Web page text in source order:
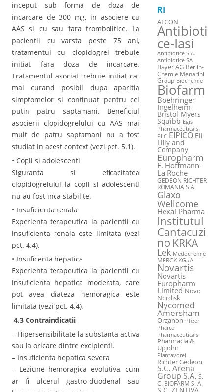
inceput sub forma de doza de
incarcare de 300 mg, in asociere cu
AAS si cu sau fara trombolitice. La
pacientii cu varsta peste 75 ani,
tratamentul cu clopidogrel trebuie
initiat fara doza de incarcare.
Tratamentul asociat trebuie initiat cat
mai curand posibil dupa aparitia
simptomelor si continuat pentru cel
putin patru saptamani. Beneficiul
asocierii clopidogrelului cu AAS mai
mult de patru saptamani nu a fost
studiat in acest context (vezi pct. 5.1).
• Copii si adolescenti
Siguranta si eficacitatea
clopidogrelului la copii si adolescenti
nu au fost inca stabilite.
• Insuficienta renala
Experienta terapeutica la pacientii cu
insuficienta renala este limitata (vezi
pct. 4.4).
• Insuficenta hepatica
Experienta terapeutica la pacientii cu
insuficienta hepatica moderata, care
pot avea diateza hemoragica este
limitata (vezi pct. 4.4).
4.3 Contraindicatii
– Hipersensibilitate la substanta activa
sau la oricare dintre excipienti.
– Insuficienta hepatica severa
– Leziune hemoragica evolutiva, cum
ar fi ulcerul gastro-duodenal sau
RI
ALCON
Antibioti
ce-Iasi
Antibiotice S.A.
Antibiotice SA
Bayer AG Berlin-
Chemie Menarini
Group Biochemie
Biofarm
Boehringer
Ingelheim
Bristol-Myers
Squibb Egis
Pharmaceuticals
PLC EIPICO Eli
Lilly and
Company
Europharm
F. Hoffmann-
La Roche
GEDEON RICHTER
ROMANIA S.A.
Glaxo
Wellcome
Hexal Pharma
Institutul
Cantacuzi
no KRKA
Lek Medochemie
MERCK KGaA
Novartis
Novartis
Europharm
Limited Novo
Nordisk
Nycomed
Amersham
Organon Pfizer
Pharco
Pharmaceuticals
Pharmacia &
Upjohn
Plantavorel
Richter Gedeon
S.C. Arena
Group S.A. S.
C. BIOFARM S. A.
S.C. ZENTIVA